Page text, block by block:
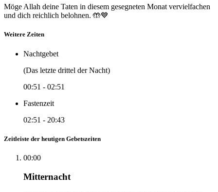
Möge Allah deine Taten in diesem gesegneten Monat vervielfachen
und dich reichlich belohnen. 🤲💙
Weitere Zeiten
Nachtgebet
(Das letzte drittel der Nacht)
00:51 - 02:51
Fastenzeit
02:51 - 20:43
Zeitleiste der heutigen Gebetszeiten
00:00
Mitternacht